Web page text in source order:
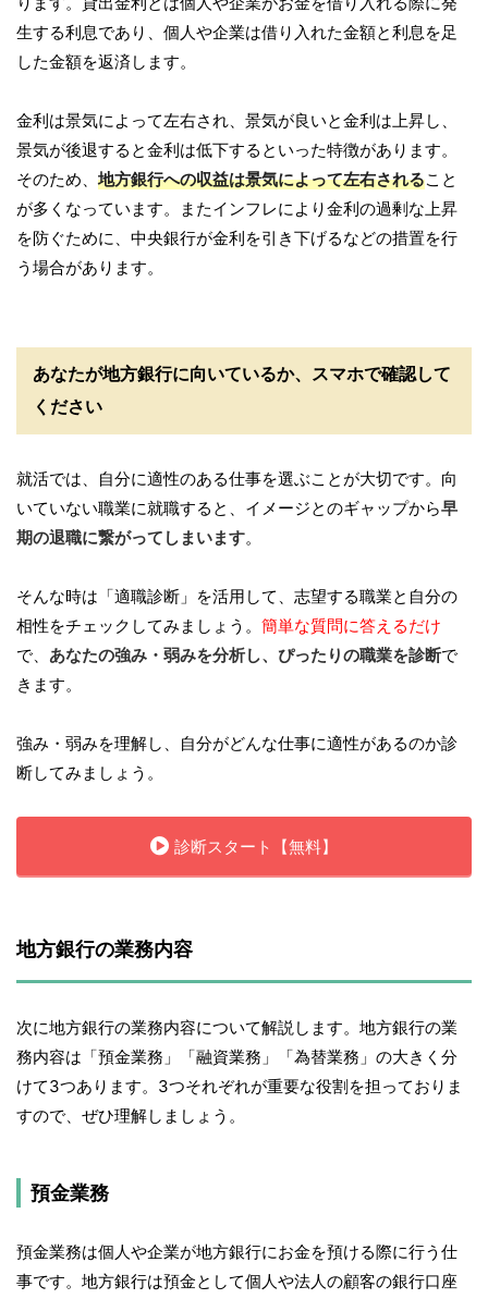
生する利息であり、個人や企業は借り入れた金額と利息を足
した金額を返済します。
金利は景気によって左右され、景気が良いと金利は上昇し、
景気が後退すると金利は低下するといった特徴があります。
そのため、地方銀行への収益は景気によって左右されること
が多くなっています。またインフレにより金利の過剰な上昇
を防ぐために、中央銀行が金利を引き下げるなどの措置を行
う場合があります。
あなたが地方銀行に向いているか、スマホで確認して
ください
就活では、自分に適性のある仕事を選ぶことが大切です。向
いていない職業に就職すると、イメージとのギャップから早
期の退職に繋がってしまいます。
そんな時は「適職診断」を活用して、志望する職業と自分の
相性をチェックしてみましょう。 簡単な質問に答えるだけ
で、 あなたの強み・弱みを分析し、ぴったりの職業を診断で
きます。
強み・弱みを理解し、自分がどんな仕事に適性があるのか診
断してみましょう。
診断スタート【無料】
地方銀行の業務内容
次に地方銀行の業務内容について解説します。地方銀行の業
務内容は「預金業務」「融資業務」「為替業務」の大きく分
けて3つあります。3つそれぞれが重要な役割を担っておりま
すので、ぜひ理解しましょう。
預金業務
預金業務は個人や企業が地方銀行にお金を預ける際に行う仕
事です。地方銀行は預金として個人や法人の顧客の銀行口座